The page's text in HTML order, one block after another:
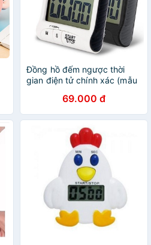
Đồng hồ đếm ngược thời
gian điện tử chính xác (mẫu
69.000 đ